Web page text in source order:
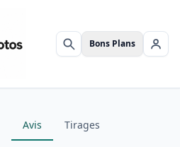
Rechercher
Bons Plans Se
Avis Tirages